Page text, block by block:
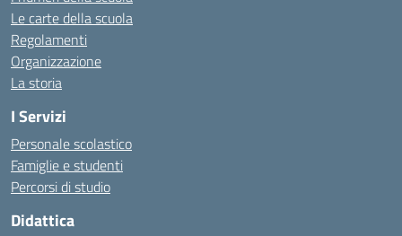
Le carte della scuola
Regolamenti
Organizzazione
La storia
I Servizi
Personale scolastico
Famiglie e studenti
Percorsi di studio
Didattica